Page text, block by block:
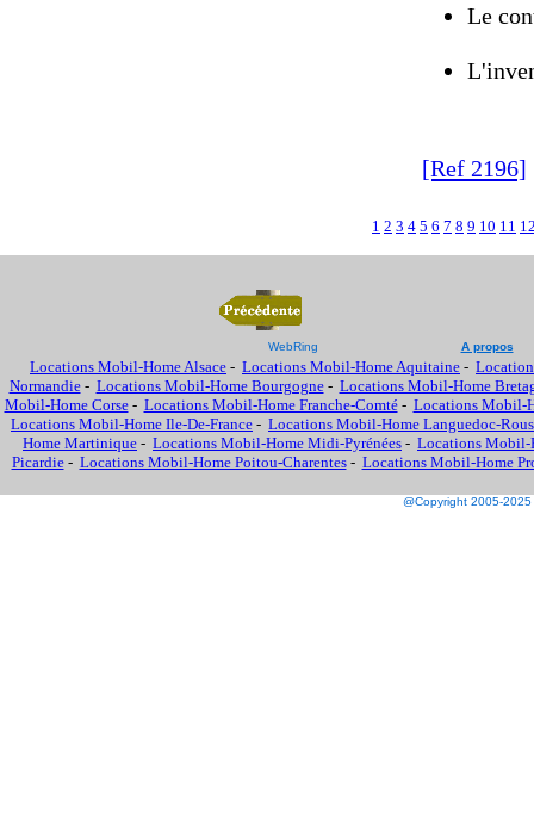
Le
[Ref 2196]
1 2 3 4 5 6 7 8 9 10 11
WebRing A propos
Locations Mobil-Home Alsace - Locations Mobil-Home Aquitaine -
Normandie- Locations Mobil-Home Bourgogne- Locations Mobil-Home
Mobil-Home Corse- Locations Mobil-Home Franche-Comté- Locations Mobil-
Locations Mobil-Home Ile-De-France - Locations Mobil-Home Languedoc-
Home Martinique - Locations Mobil-Home Midi-Pyrénées - Locations Mobil-
Picardie- Locations Mobil-Home Poitou-Charentes- Locations Mobil-Home
@Copyright 2005-